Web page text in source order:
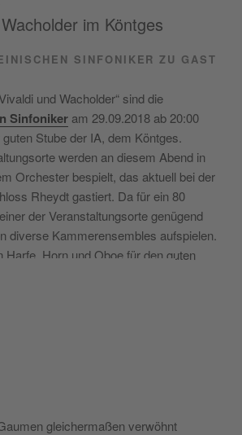
im Köntges
SINFONIKER ZU GAST
und Wacholder“ sind die
Sinfoniker am 29.09.2018 ab 20:00
Stube der IA, dem Köntges.
werden an diesem Abend in
Orchester bespielt, das aktuell bei der
Rheydt gastiert. Da für ein 80
der Veranstaltungsorte genügend
diverse Kammerensembles aufspielen.
Harfe, Horn und Oboe für den guten
gleichermaßen verwöhnt